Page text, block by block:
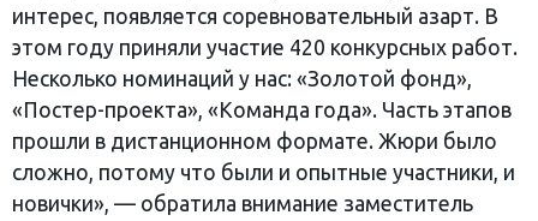
интерес, появляется соревновательный азарт. В
этом году приняли участие 420 конкурсных работ.
Несколько номинаций у нас: «Золотой фонд»,
«Постер-проекта», «Команда года». Часть этапов
прошли в дистанционном формате. Жюри было
сложно, потому что были и опытные участники, и
новички», — обратила внимание заместитель